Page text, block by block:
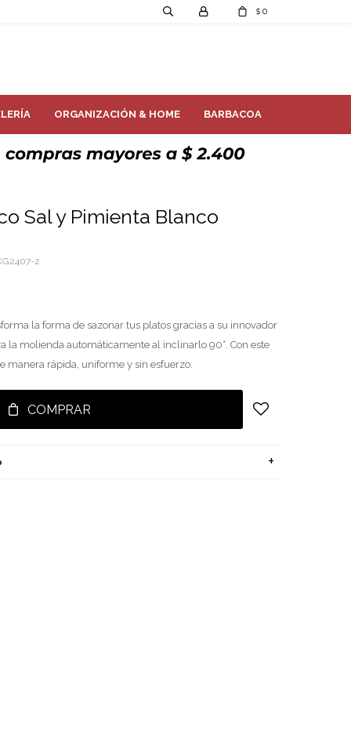
ORGANIZACIÓN & HOME BARBACOA
$ 0
Sal y Pimienta Blanco
2
la forma de sazonar tus platos gracias a su innovador
la molienda automáticamente al inclinarlo 90°. Con este
manera rápida, uniforme y sin esfuerzo.
COMPRAR